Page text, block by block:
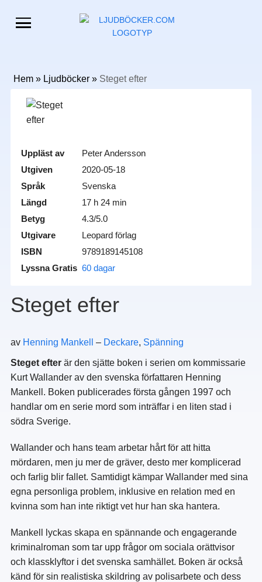
Hem» Ljudböcker» Steget efter
Uppläst av
Peter Andersson
Utgiven
2020-05-18
Språk
Svenska
Längd
17 h 24 min
Betyg
4.3/5.0
Utgivare
Leopard förlag
ISBN
9789189145108
Lyssna Gratis 60 dagar
Steget efter
av Henning Mankell – Deckare, Spänning
Steget efterär den sjätte boken i serien om kommissarie
Kurt Wallander av den svenska författaren Henning
Mankell. Boken publicerades första gången 1997 och
handlar om en serie mord som inträffar i en liten stad i
södra Sverige.
Wallander och hans team arbetar hårt för att hitta
mördaren, men ju mer de gräver, desto mer komplicerad
och farlig blir fallet. Samtidigt kämpar Wallander med sina
egna personliga problem, inklusive en relation med en
kvinna som han inte riktigt vet hur han ska hantera.
Mankell lyckas skapa en spännande och engagerande
kriminalroman som tar upp frågor om sociala orättvisor
och klassklyftor i det svenska samhället. Boken är också
känd för sin realistiska skildring av polisarbete och dess